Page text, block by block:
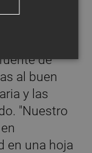
supone un
de
la
de
al buen
y las
"Nuestro
en una hoja